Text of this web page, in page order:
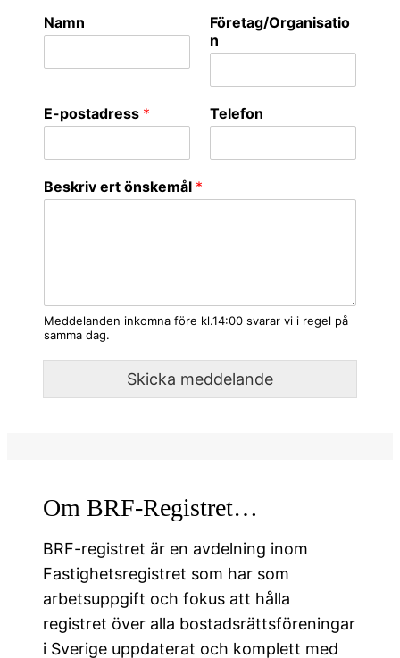
Namn
Företag/Organisatio
n
E-postadress * Telefon
Beskriv ert önskemål *
Meddelanden inkomna före kl.14:00 svarar vi i regel på
samma dag.
Skicka meddelande
Om BRF-Registret…
BRF-registret är en avdelning inom
Fastighetsregistret som har som
arbetsuppgift och fokus att hålla
registret över alla bostadsrättsföreningar
i Sverige uppdaterat och komplett med